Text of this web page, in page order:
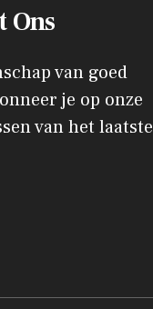
Ons
van goed
je op onze
van het laatste